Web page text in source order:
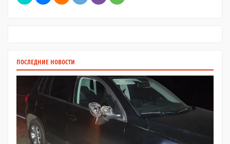
ПОСЛЕДНИЕ НОВОСТИ